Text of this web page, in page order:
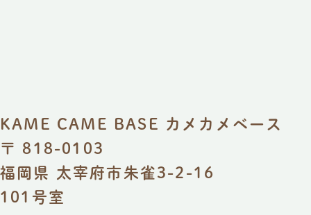
KAME CAME BASE カメカメベース
〒 818-0103
福岡県 太宰府市朱雀3-2-16
101号室